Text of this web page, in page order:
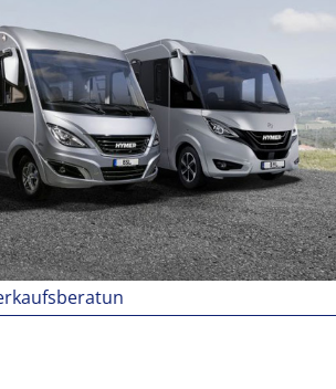
grundsätzlich nur nach